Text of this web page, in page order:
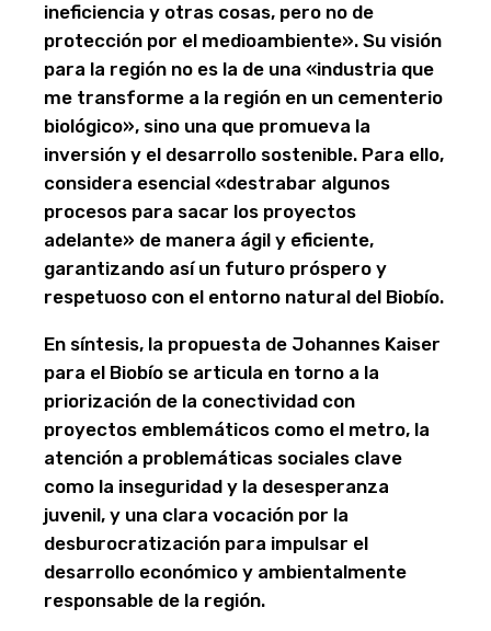
ineficiencia y otras cosas, pero no de
protección por el medioambiente». Su visión
para la región no es la de una «industria que
me transforme a la región en un cementerio
biológico», sino una que promueva la
inversión y el desarrollo sostenible. Para ello,
considera esencial «destrabar algunos
procesos para sacar los proyectos
adelante» de manera ágil y eficiente,
garantizando así un futuro próspero y
respetuoso con el entorno natural del Biobío.
En síntesis, la propuesta de Johannes Kaiser
para el Biobío se articula en torno a la
priorización de la conectividad con
proyectos emblemáticos como el metro, la
atención a problemáticas sociales clave
como la inseguridad y la desesperanza
juvenil, y una clara vocación por la
desburocratización para impulsar el
desarrollo económico y ambientalmente
responsable de la región.